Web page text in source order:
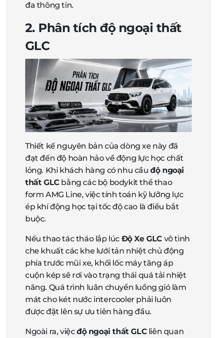
đa thông tin.
2. Phân tích độ ngoại thất
GLC
Thiết kế nguyên bản của dòng xe này đã
đạt đến độ hoàn hảo về động lực học chất
lỏng. Khi khách hàng có nhu cầuđộ ngoại
thất GLC bằng các bộ bodykit thể thao
form AMG Line, việc tính toán kỹ lưỡng lực
ép khí động học tại tốc độ cao là điều bắt
buộc.
Nếu thao tác tháo lắp lúc Độ Xe GLC vô tình
che khuất các khe lưới tản nhiệt chủ động
phía trước mũi xe, khối lốc máy tăng áp
cuộn kép sẽ rơi vào trạng thái quá tải nhiệt
năng. Quá trình luân chuyển luồng gió làm
mát cho két nước intercooler phải luôn
được đặt lên sự ưu tiên hàng đầu.
Ngoài ra, việcđộ ngoại thất GLC liên quan